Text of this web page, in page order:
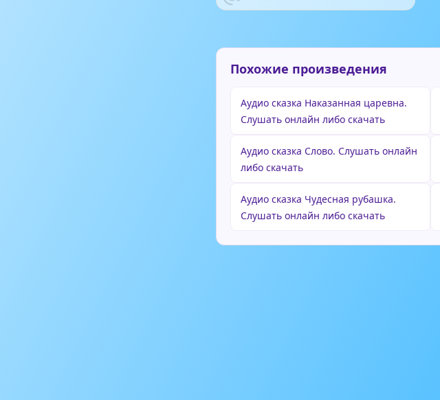
Похожие произведения
Аудио сказка Наказанная царевна.
Слушать онлайн либо скачать
Аудио сказка Слово. Слушать онлайн
либо скачать
Аудио сказка Чудесная рубашка.
Слушать онлайн либо скачать